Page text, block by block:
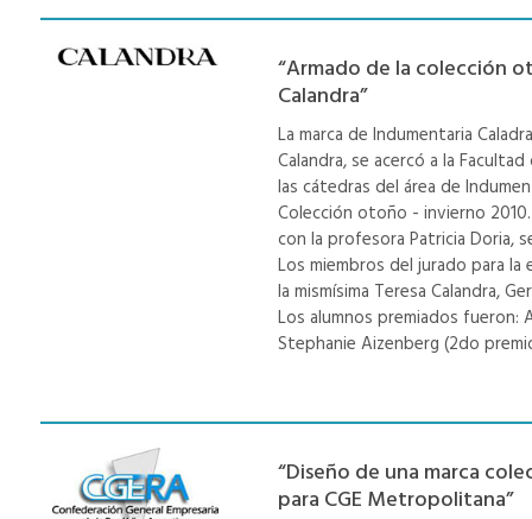
“Armado de la colección
Calandra”
La marca de Indumentaria
Calandra, se acercó a la
las cátedras del área de
Colección otoño - invierno
con la profesora Patricia Doria,
Los miembros del jurado para
la mismísima Teresa Calandra,
Los alumnos premiados fueron:
Stephanie Aizenberg (2do
“Diseño de una marca
para CGE Metropolitana”